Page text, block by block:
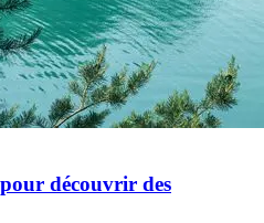
découvrir des